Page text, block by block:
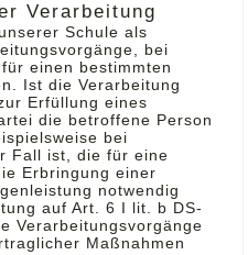
Verarbeitung
Schule als
bei
einen bestimmten
Ist die Verarbeitung
Erfüllung eines
die betroffene Person
bei
Fall ist, die für eine
Erbringung einer
notwendig
auf Art. 6 I lit. b DS-
Verarbeitungsvorgänge
Maßnahmen